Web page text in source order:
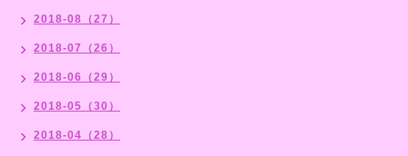
2018-08（27）
2018-07（26）
2018-06（29）
2018-05（30）
2018-04（28）